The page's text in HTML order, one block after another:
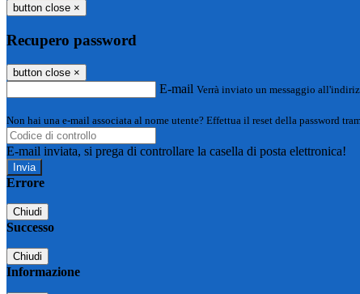
button close ×
Recupero password
button close ×
E-mail Verrà inviato un messaggio
Non hai una e-mail associata al nome utente? Effettua il reset della password
E-mail inviata, si prega di controllare la casella di posta elettronica!
Errore
Chiudi
Successo
Chiudi
Informazione